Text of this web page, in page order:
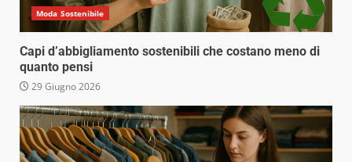
Moda Sostenibile
Capi d’abbigliamento sostenibili che costano meno di
quanto pensi
29 Giugno 2026